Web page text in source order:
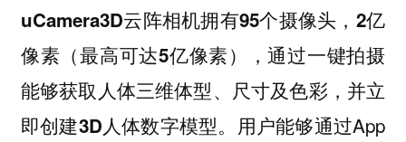
uCamera3D云阵相机拥有95个摄像头，2亿
像素（最高可达5亿像素），通过一键拍摄
能够获取人体三维体型、尺寸及色彩，并立
即创建3D人体数字模型。 用户能够通过App